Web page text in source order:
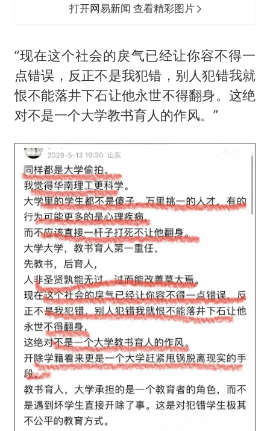
打开网易新闻 查看精彩图片
“现在这个社会的戾气已经让你容不得一
点错误，反正不是我犯错，别人犯错我就
恨不能落井下石让他永世不得翻身。这绝
对不是一个大学教书育人的作风。”